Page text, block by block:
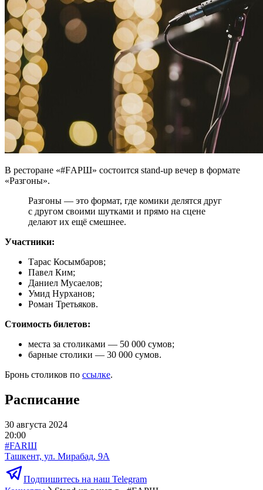
В ресторане «#FАРШ» cостоится stand-up вечер в формате
«Разгоны».
Разгоны — это формат, где комики делятся друг
с другом своими шутками и прямо на сцене
делают их ещё смешнее.
Участники:
Тарас Косымбаров;
Павел Ким;
Даниел Мусаелов;
Умид Нурханов;
Роман Третьяков.
Стоимость билетов:
места за столиками — 50 000 сумов;
барные столики — 30 000 сумов.
Бронь столиков по ссылке.
Расписание
30 августа 2024
20:00
#FARШ
Ташкент, ул. Мирабад, 9А
Подпишитесь на наш Telegram